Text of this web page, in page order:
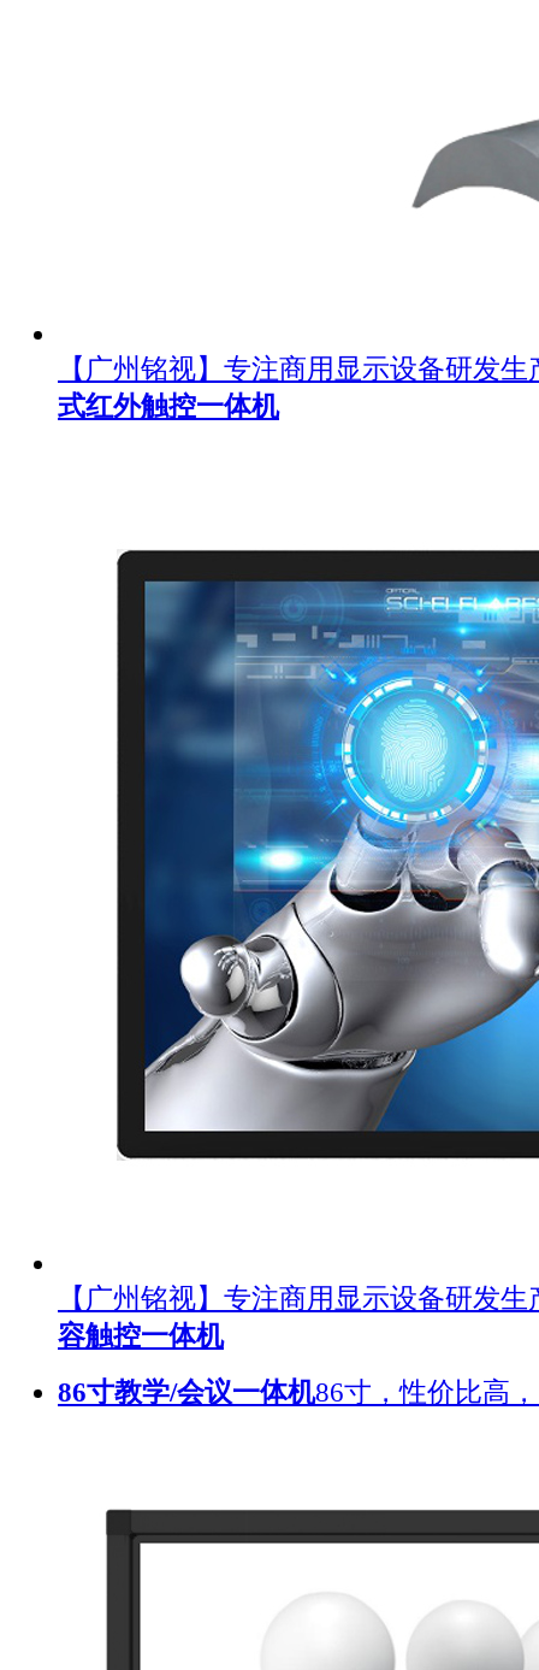
【广州铭视】专注商用显示设备研发
式红外触控一体机
【广州铭视】专注商用显示设备研发
容触控一体机
86寸教学/会议一体机86寸，性价比高